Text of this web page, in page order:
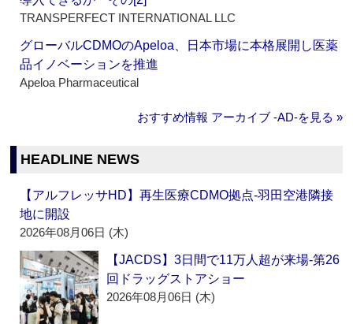
TRANSPERFECT INTERNATIONAL LLC
グローバルCDMOのApeloa、日本市場に本格展開し医薬
品イノベーションを推進
Apeloa Pharmaceutical
おすすめ情報 アーカイブ ‐AD‐を見る »
HEADLINE NEWS
【アルフレッサHD】再生医療CDMO拠点‐羽田空港隣接
地に開設
2026年08月06日 (木)
【JACDS】3日間で11万人超が来場‐第26
回ドラッグストアショー
2026年08月06日 (木)